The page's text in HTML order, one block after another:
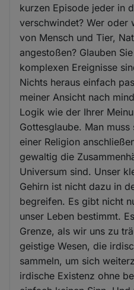
kurzen Episode jeder in
verschwindet? Wer oder
von Mensch und Tier,
angestoßen? Glauben
komplexen Ereignisse
Nichts heraus einfach
meiner Ansicht nach
Logik wie der Ihrer
Gottesglaube. Man
einer Religion
gewaltig die
Universum sind. Unser
Gehirn ist nicht dazu in
begreifen. Es gibt nicht
unser Leben bestimmt.
Grenze, als wir uns zu
geistige Wesen, die
sammeln, um sich
irdische Existenz ohne